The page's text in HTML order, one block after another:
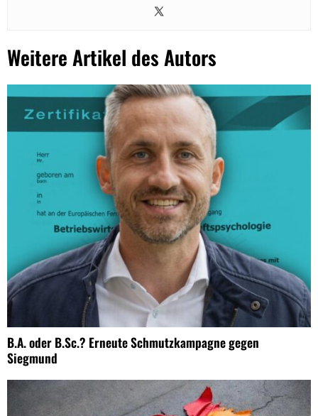
Weitere Artikel des Autors
B.A. oder B.Sc.? Erneute Schmutzkampagne gegen
Siegmund